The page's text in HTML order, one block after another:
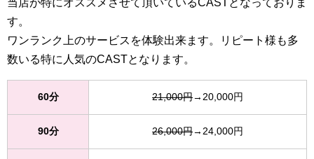
す。
ワンランク上のサービスを体験出来ます。リピート様も多
数いる特に人気のCASTとなります。
60分 21,000円→20,000円
90分 26,000円→24,000円